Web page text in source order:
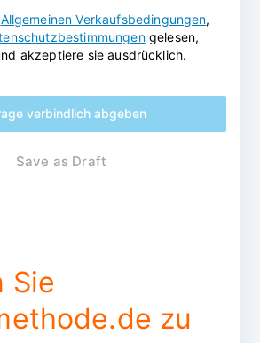
Allgemeinen Verkaufsbedingungen,
gelesen,
akzeptiere sie ausdrücklich.
verbindlich abgeben
Save as Draft
Sie
zu